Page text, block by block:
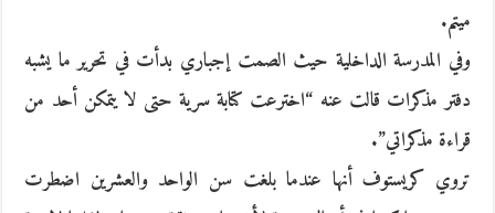
ميتم.
وفي المدرسة الداخلية حيث الصمت إجباري بدأت في تحرير ما يشبه
دفتر مذكرات قالت عنه “اخترعت كتابة سرية حتى لا يتمكن أحد من
قراءة مذكراتي”.
تروي كريستوف أنها عندما بلغت سن الواحد والعشرين اضطرت